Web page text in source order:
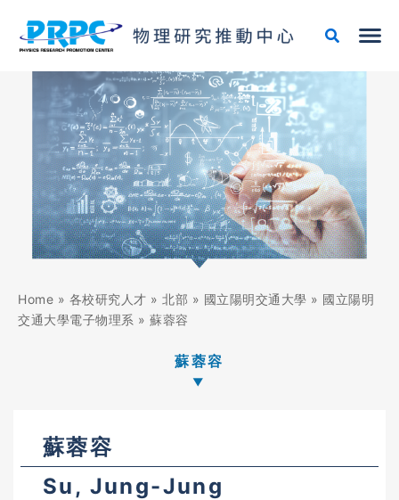
Home » 各校研究人才 » 北部 » 國立陽明交通大學 » 國立陽明
交通大學電子物理系 » 蘇蓉容
蘇蓉容
蘇蓉容
Su, Jung-Jung